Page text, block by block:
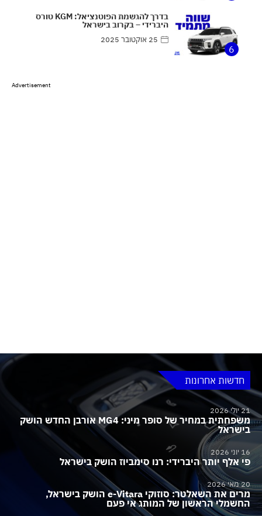
6
בדרך להגשמת הפוטנציאל: KGM טורס
היברידי – בקרוב בישראל
25 אוקטובר 2025
Advertisement
חדשות אחרונות
21 יולי 2026
משפחתית במחיר של סופר מיני: MG4 אורבן החדש הושק
בישראל
16 יוני 2026
פי אלף יותר היברידי: רנו סימביוז הושק בישראל
20 מאי 2026
מרים את השאלטר: סוזוקי e-Vitara הושק בישראל,
החשמלי הראשון של המותג אי פעם